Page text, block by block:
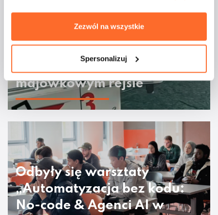
Zezwól na wszystkie
Spersonalizuj
Studenci ATA na
majówkowym rejsie
Odbyły się warsztaty
„Automatyzacja bez kodu:
No-code & Agenci AI w